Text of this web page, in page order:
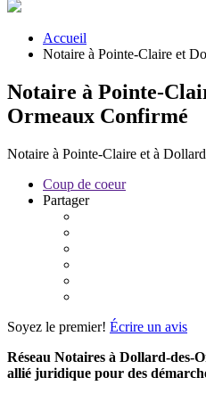
Accueil
Notaire à Pointe-Claire et
Notaire à Pointe-
Ormeaux Confirmé
Notaire à Pointe-Claire et à
Coup de coeur
Partager
Soyez le premier! Écrire un avis
Réseau Notaires à Dollard-des-
allié juridique pour des